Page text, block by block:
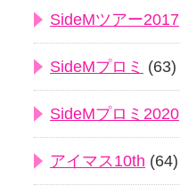
SideMツアー2017
SideMプロミ (63)
SideMプロミ2020
アイマス10th (64)